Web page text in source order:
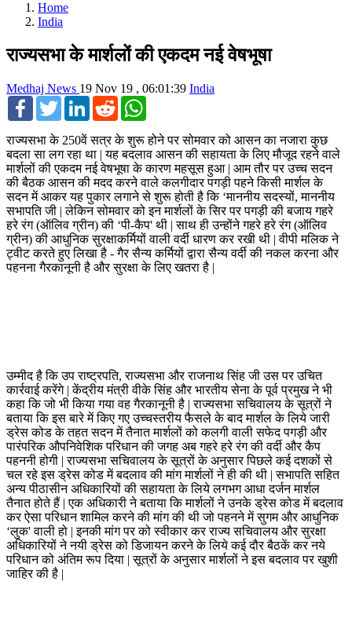
Home
India
राज्यसभा के मार्शलों की एकदम नई वेषभूषा
Medhaj News 19 Nov 19 , 06:01:39 India
FacebookTwitterLinkedInReddit
राज्यसभा के 250वें सत्र के शुरू होने पर सोमवार को आसन का नजारा कुछ
बदला सा लग रहा था | यह बदलाव आसन की सहायता के लिए मौजूद रहने वाले
मार्शलों की एकदम नई वेषभूषा के कारण महसूस हुआ | आम तौर पर उच्च सदन
की बैठक आसन की मदद करने वाले कलगीदार पगड़ी पहने किसी मार्शल के
सदन में आकर यह पुकार लगाने से शुरू होती है कि ‘माननीय सदस्यों, माननीय
सभापति जी | लेकिन सोमवार को इन मार्शलों के सिर पर पगड़ी की बजाय गहरे
हरे रंग (ऑलिव ग्रीन) की ‘पी-कैप' थी | साथ ही उन्होंने गहरे हरे रंग (ऑलिव
ग्रीन) की आधुनिक सुरक्षाकर्मियों वाली वर्दी धारण कर रखी थी | वीपी मलिक ने
ट्वीट करते हुए लिखा है - गैर सैन्य कर्मियों द्वारा सैन्य वर्दी की नकल करना और
पहनना गैरकानूनी है और सुरक्षा के लिए खतरा है |
उम्मीद है कि उप राष्ट्रपति, राज्यसभा और राजनाथ सिंह जी उस पर उचित
कार्रवाई करेंगे | केंद्रीय मंत्री वीके सिंह और भारतीय सेना के पूर्व प्रमुख ने भी
कहा कि जो भी किया गया वह गैरकानूनी है | राज्यसभा सचिवालय के सूत्रों ने
बताया कि इस बारे में किए गए उच्चस्तरीय फैसले के बाद मार्शल के लिये जारी
ड्रेस कोड के तहत सदन में तैनात मार्शलों को कलगी वाली सफेद पगड़ी और
पारंपरिक औपनिवेशिक परिधान की जगह अब गहरे हरे रंग की वर्दी और कैप
पहननी होगी | राज्यसभा सचिवालय के सूत्रों के अनुसार पिछले कई दशकों से
चल रहे इस ड्रेस कोड में बदलाव की मांग मार्शलों ने ही की थी | सभापति सहित
अन्य पीठासीन अधिकारियों की सहायता के लिये लगभग आधा दर्जन मार्शल
तैनात होते हैं | एक अधिकारी ने बताया कि मार्शलों ने उनके ड्रेस कोड में बदलाव
कर ऐसा परिधान शामिल करने की मांग की थी जो पहनने में सुगम और आधुनिक
‘लुक' वाली हो | इनकी मांग पर को स्वीकार कर राज्य सचिवालय और सुरक्षा
अधिकारियों ने नयी ड्रेस को डिजायन करने के लिये कई दौर बैठकें कर नये
परिधान को अंतिम रूप दिया | सूत्रों के अनुसार मार्शलों ने इस बदलाव पर खुशी
जाहिर की है |